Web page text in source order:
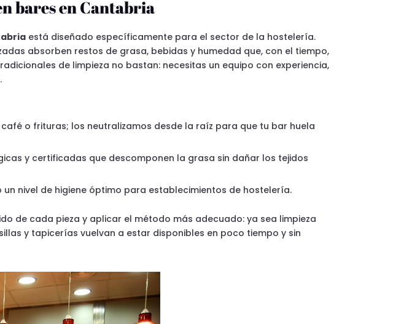
bares en Cantabria
está diseñado específicamente para el sector de la hostelería.
absorben restos de grasa, bebidas y humedad que, con el tiempo,
de limpieza no bastan: necesitas un equipo con experiencia,
o frituras; los neutralizamos desde la raíz para que tu bar huela
y certificadas que descomponen la grasa sin dañar los tejidos
nivel de higiene óptimo para establecimientos de hostelería.
de cada pieza y aplicar el método más adecuado: ya sea limpieza
y tapicerías vuelvan a estar disponibles en poco tiempo y sin